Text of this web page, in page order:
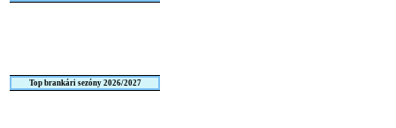
Top brankári sezóny 2026/2027